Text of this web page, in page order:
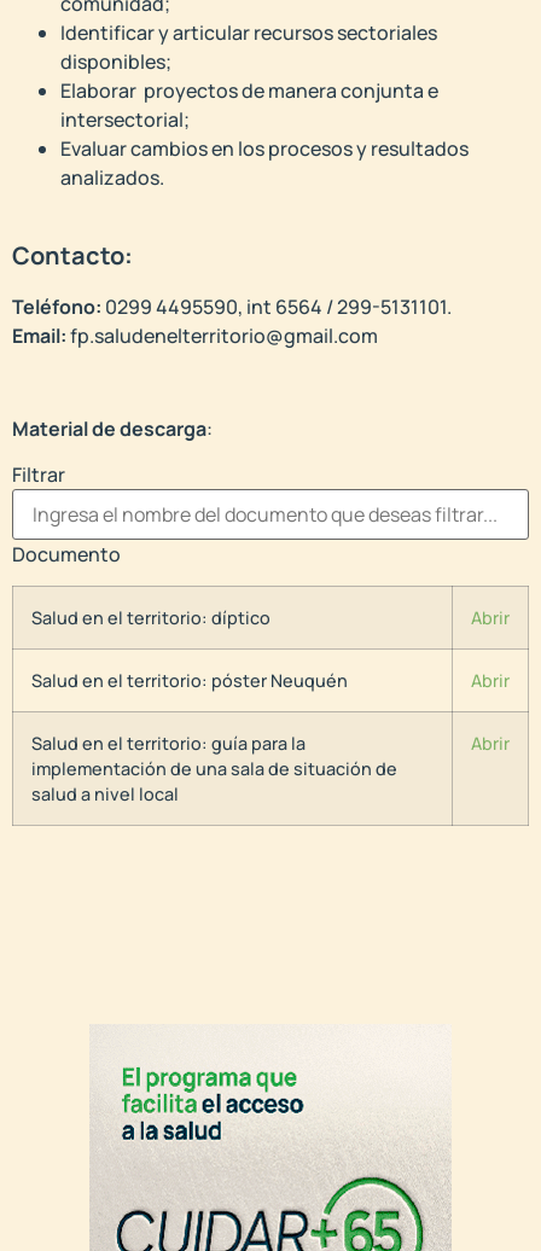
Identificar y articular recursos sectoriales
disponibles;
Elaborar proyectos de manera conjunta e
intersectorial;
Evaluar cambios en los procesos y resultados
analizados.
Contacto:
Teléfono: 0299 4495590, int 6564 / 299-5131101.
Email:fp.saludenelterritorio@gmail.com
Material de descarga:
Filtrar
Documento
Salud en el territorio: díptico Abrir
Salud en el territorio: póster Neuquén Abrir
Salud en el territorio: guía para la
implementación de una sala de situación de
salud a nivel local
Abrir